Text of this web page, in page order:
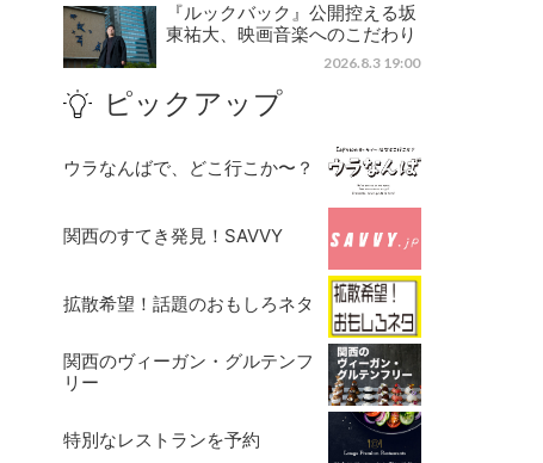
『ルックバック』公開控える坂
東祐大、映画音楽へのこだわり
2026.8.3 19:00
ピックアップ
ウラなんばで、どこ行こか〜？
関西のすてき発見！SAVVY
拡散希望！話題のおもしろネタ
関西のヴィーガン・グルテンフ
リー
特別なレストランを予約